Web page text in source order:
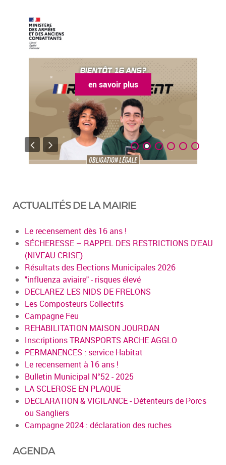
en savoir plus
ACTUALITÉS DE LA MAIRIE
Le recensement dès 16 ans !
SÉCHERESSE – RAPPEL DES RESTRICTIONS D'EAU
(NIVEAU CRISE)
Résultats des Elections Municipales 2026
"influenza aviaire" - risques élevé
DECLAREZ LES NIDS DE FRELONS
Les Composteurs Collectifs
Campagne Feu
REHABILITATION MAISON JOURDAN
Inscriptions TRANSPORTS ARCHE AGGLO
PERMANENCES : service Habitat
Le recensement à 16 ans !
Bulletin Municipal N°52 - 2025
LA SCLEROSE EN PLAQUE
DECLARATION & VIGILANCE - Détenteurs de Porcs
ou Sangliers
Campagne 2024 : déclaration des ruches
AGENDA